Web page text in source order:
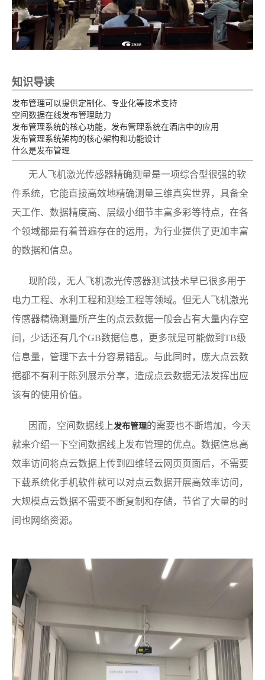
知识导读
发布管理可以提供定制化、专业化等技术支持
空间数据在线发布管理助力
发布管理系统的核心功能，发布管理系统在酒店中的应用
发布管理系统架构的核心架构和功能设计
什么是发布管理
无人飞机激光传感器精确测量是一项综合型很强的软
件系统，它能直接高效地精确测量三维真实世界，具备全
天工作、数据精度高、层级小细节丰富多彩等特点，在各
个领域都是有着普遍存在的运用，为行业提供了更加丰富
的数据和信息。
现阶段，无人飞机激光传感器测试技术早已很多用于
电力工程、水利工程和测绘工程等领域。但无人飞机激光
传感器精确测量所产生的点云数据一般会占有大量内存空
间，少话还有几个GB数据信息，更多就是可能做到TB级
信息量，管理下去十分容易错乱。与此同时，庞大点云数
据都不有利于陈列展示分享，造成点云数据无法发挥出应
该有的使用价值。
因而，空间数据线上 发布管理的需要也不断增加，今天
就来介绍一下空间数据线上发布管理的优点。数据信息高
效率访问将点云数据上传到四维轻云网页页面后，不需要
下载系统化手机软件就可以对点云数据开展高效率访问，
大规模点云数据不需要不断复制和存储，节省了大量的时
间也网络资源。